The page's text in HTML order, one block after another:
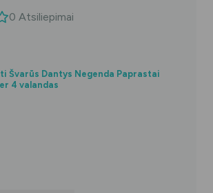
0 Atsiliepimai
Švarūs Dantys Negenda Paprastai
4 valandas